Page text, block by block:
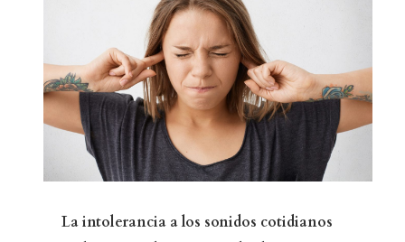
La intolerancia a los sonidos cotidianos